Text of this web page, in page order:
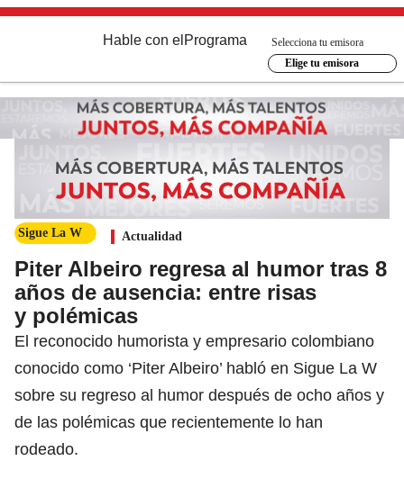
Hable con el Programa
Selecciona tu emisora
Elige tu emisora
Sigue La W Actualidad
Piter Albeiro regresa al humor tras 8
años de ausencia: entre risas
y polémicas
El reconocido humorista y empresario colombiano
conocido como ‘Piter Albeiro’ habló en Sigue La W
sobre su regreso al humor después de ocho años y
de las polémicas que recientemente lo han
rodeado.